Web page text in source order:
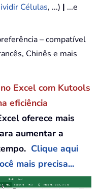
Células, ...) | ...e
– compatível
Chinês e mais
Excel com Kutools
eficiência
oferece mais
aumentar a
Clique aqui
mais precisa...